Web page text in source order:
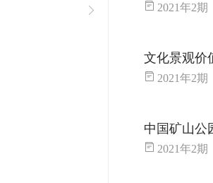
2021年2期 城市更新 ——工业
文化景观价
2021年2期 城市更新 ——工业
中国矿山公
2021年2期 城市更新 ——工业